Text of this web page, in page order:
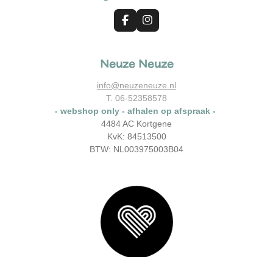
F
a
b
o
k
I
n
a
r
a
m
Neuze Neuze
info@neuzeneuze.nl
T. 06-52358578
- webshop only - afhalen op afspraak -
4484 AC Kortgene
KvK: 84513500
BTW: NL003975003B04